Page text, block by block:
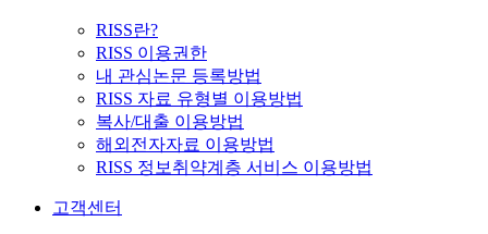
RISS란?
RISS 이용권한
내 관심논문 등록방법
RISS 자료 유형별 이용방법
복사/대출 이용방법
해외전자자료 이용방법
RISS 정보취약계층 서비스 이용방법
고객센터